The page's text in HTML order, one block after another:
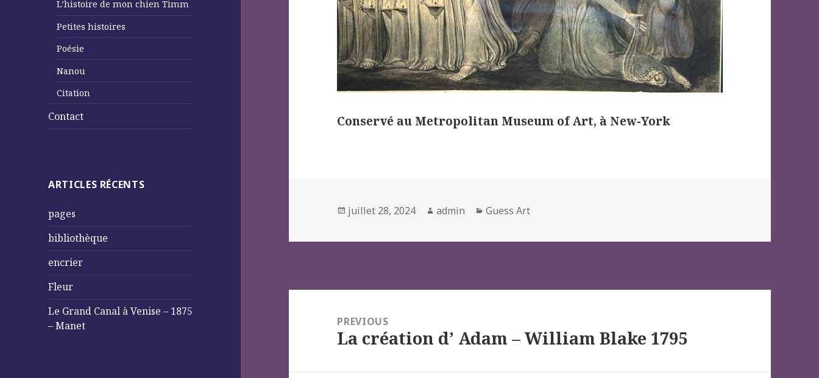
L’histoire de mon chien Timm
Petites histoires
Poésie
Nanou
Citation
Contact
ARTICLES RÉCENTS
pages
bibliothèque
encrier
Fleur
Le Grand Canal à Venise – 1875
– Manet
Conservé au Metropolitan Museum of Art, à New-York
Posted
juillet 28, 2024 Author
admin Categories
Guess Art
l’article
PREVIOUS
Previous
La création d’ Adam – William Blake 1795